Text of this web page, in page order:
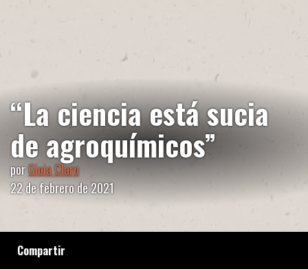
Compartir
“La ciencia está sucia
de agroquímicos”
porGioia Claro
22 de febrero de 2021